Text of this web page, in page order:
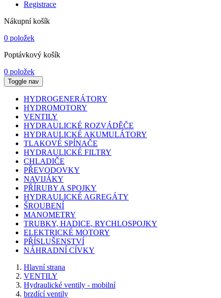
Registrace
Nákupní košík
0 položek
Poptávkový košík
0 položek
Toggle nav
HYDROGENERÁTORY
HYDROMOTORY
VENTILY
HYDRAULICKÉ ROZVÁDĚČE
HYDRAULICKÉ AKUMULÁTORY
TLAKOVÉ SPÍNAČE
HYDRAULICKÉ FILTRY
CHLADIČE
PŘEVODOVKY
NAVIJÁKY
PŘÍRUBY A SPOJKY
HYDRAULICKÉ AGREGÁTY
ŠROUBENÍ
MANOMETRY
TRUBKY, HADICE, RYCHLOSPOJKY
ELEKTRICKÉ MOTORY
PŘÍSLUŠENSTVÍ
NÁHRADNÍ CÍVKY
Hlavní strana
VENTILY
Hydraulické ventily - mobilní
brzdící ventily